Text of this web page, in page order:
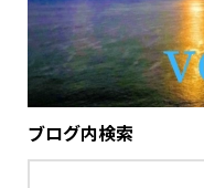
ブログ内検索